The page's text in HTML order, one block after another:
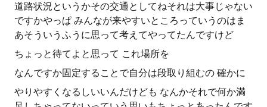
道路状況というかその交通としてねそれは大事じゃない
ですかやっぱ みんなが来やすいところっていうのはま
あそういうふうに思って考えてやってたんですけど
ちょっと待てよと思って これ場所を
なんですか固定することで自分は段取り組むの 確かに
やりやすくなるしいいんだけども なんかそれで何か満